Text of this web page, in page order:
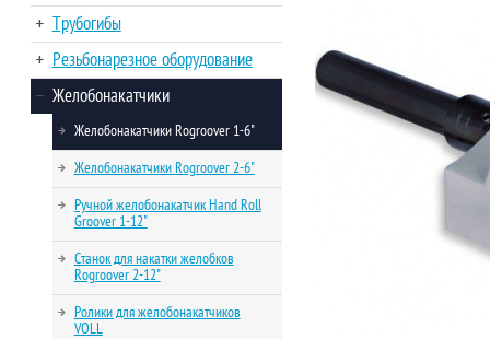
Трубогибы
Резьбонарезное оборудование
Желобонакатчики
Желобонакатчики Rogroover 1-6"
Желобонакатчики Rogroover 2-6"
Ручной желобонакатчик Hand Roll
Groover 1-12"
Станок для накатки желобков
Rogroover 2-12"
Ролики для желобонакатчиков
VOLL